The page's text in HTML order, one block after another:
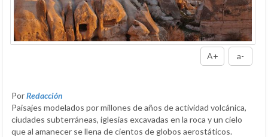
A+ a-
PorRedacción
Paisajes modelados por millones de años de actividad volcánica,
ciudades subterráneas, iglesias excavadas en la roca y un cielo
que al amanecer se llena de cientos de globos aerostáticos.